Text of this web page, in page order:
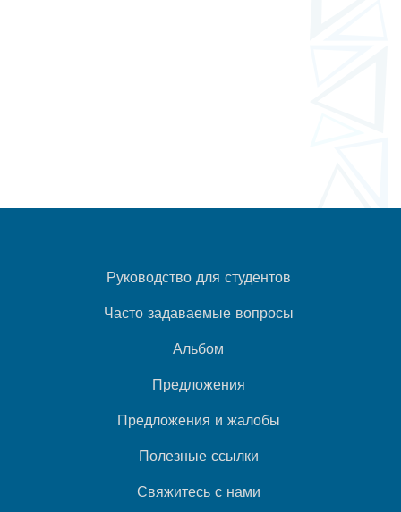
Руководство для студентов
Часто задаваемые вопросы
Альбом
Предложения
Предложения и жалобы
Полезные ссылки
Свяжитесь с нами